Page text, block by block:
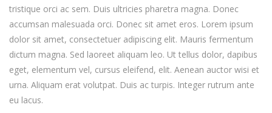
tristique orci ac sem. Duis ultricies pharetra magna. Donec
accumsan malesuada orci. Donec sit amet eros. Lorem ipsum
dolor sit amet, consectetuer adipiscing elit. Mauris fermentum
dictum magna. Sed laoreet aliquam leo. Ut tellus dolor, dapibus
eget, elementum vel, cursus eleifend, elit. Aenean auctor wisi et
urna. Aliquam erat volutpat. Duis ac turpis. Integer rutrum ante
eu lacus.